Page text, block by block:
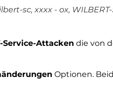
sc, xxxx - ox, WILBERT-
Attacken die von
Optionen.